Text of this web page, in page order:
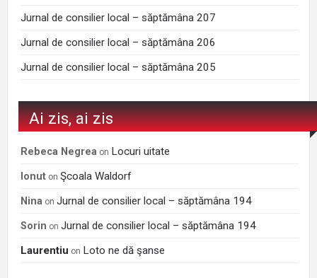
Jurnal de consilier local – săptămâna 207
Jurnal de consilier local – săptămâna 206
Jurnal de consilier local – săptămâna 205
Ai zis, ai zis
Rebeca Negrea on Locuri uitate
Ionut onŞcoala Waldorf
Nina onJurnal de consilier local – săptămâna 194
Sorin onJurnal de consilier local – săptămâna 194
Laurentiu on Loto ne dă şanse